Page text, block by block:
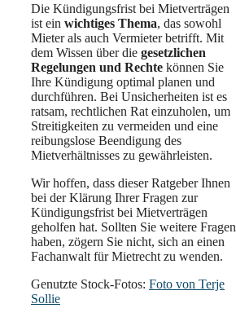
Die Kündigungsfrist bei Mietverträgen
ist ein wichtiges Thema, das sowohl
Mieter als auch Vermieter betrifft. Mit
dem Wissen über die gesetzlichen
Regelungen und Rechte können Sie
Ihre Kündigung optimal planen und
durchführen. Bei Unsicherheiten ist es
ratsam, rechtlichen Rat einzuholen, um
Streitigkeiten zu vermeiden und eine
reibungslose Beendigung des
Mietverhältnisses zu gewährleisten.
Wir hoffen, dass dieser Ratgeber Ihnen
bei der Klärung Ihrer Fragen zur
Kündigungsfrist bei Mietverträgen
geholfen hat. Sollten Sie weitere Fragen
haben, zögern Sie nicht, sich an einen
Fachanwalt für Mietrecht zu wenden.
Genutzte Stock-Fotos: Foto von Terje
Sollie